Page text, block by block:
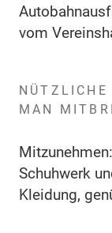
vom
MAN
Schuhwerk
Kleidung,